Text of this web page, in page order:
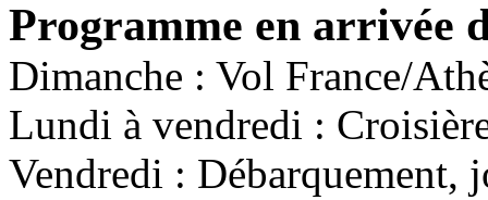
Programme en arrivée
Dimanche : Vol France/
Lundi à vendredi :
Vendredi : Débarquement,